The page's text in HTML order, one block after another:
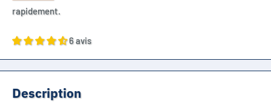
rapidement.
6 avis
Description